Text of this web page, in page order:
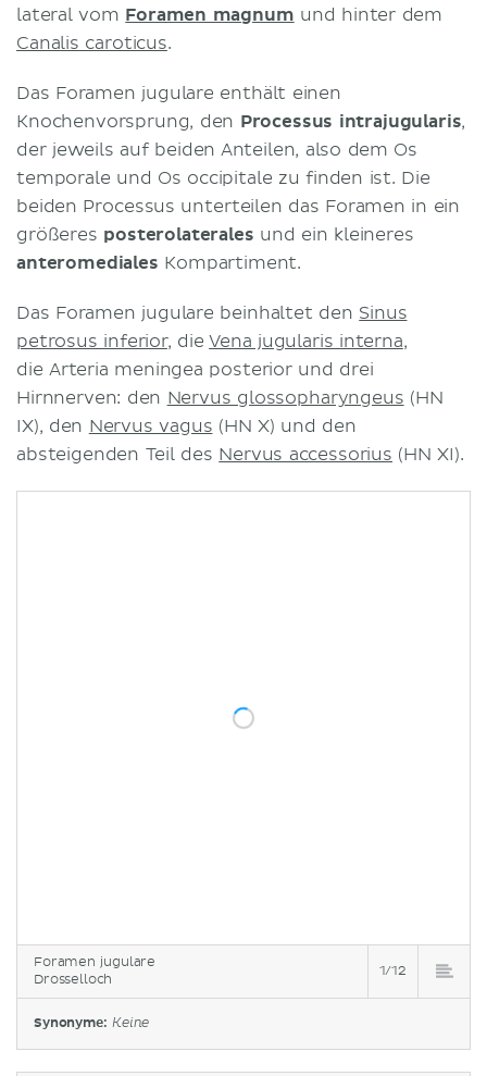
Foramen jugulare
Drosselloch
1/12
Synonyme: Keine
lateral vom Foramen magnum und hinter dem
Canalis caroticus.
Das Foramen jugulare enthält einen
Knochenvorsprung, den Processus intrajugularis,
der jeweils auf beiden Anteilen, also dem Os
temporale und Os occipitale zu finden ist. Die
beiden Processus unterteilen das Foramen in ein
größeres posterolaterales und ein kleineres
anteromediales Kompartiment.
Das Foramen jugulare beinhaltet den Sinus
petrosus inferior, dieVena jugularis interna,
die Arteria meningea posterior und drei
Hirnnerven: den Nervus glossopharyngeus (HN
IX), den Nervus vagus (HN X) und den
absteigenden Teil des Nervus accessorius (HN XI).